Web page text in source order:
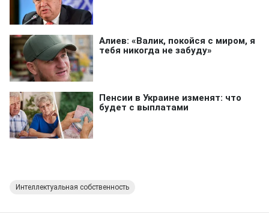
Интеллектуальная собственность